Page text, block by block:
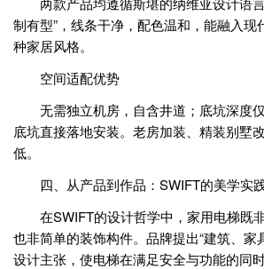
制有型”，线条干净，配色温和，能融入现
种家居风格。
空间适配优势
无需独立机房，自含井道；底坑深度
底坑直接落地安装。老房加装、精装别墅
低。
四、从产品到作品：SWIFT的美学实
在SWIFT的设计哲学中，家用电梯既非
也非简单的装饰构件。品牌提出“建筑、家
设计主张，使电梯在满足安全与功能的同